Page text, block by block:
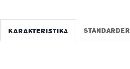
KARAKTERISTIKA STANDARDER